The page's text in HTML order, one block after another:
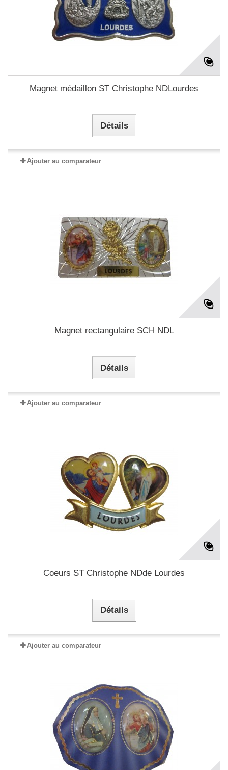
Magnet médaillon ST Christophe NDLourdes
Détails
Ajouter au comparateur
Magnet rectangulaire SCH NDL
Détails
Ajouter au comparateur
Coeurs ST Christophe NDde Lourdes
Détails
Ajouter au comparateur